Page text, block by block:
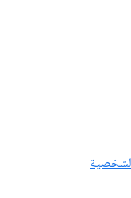
الشخصية